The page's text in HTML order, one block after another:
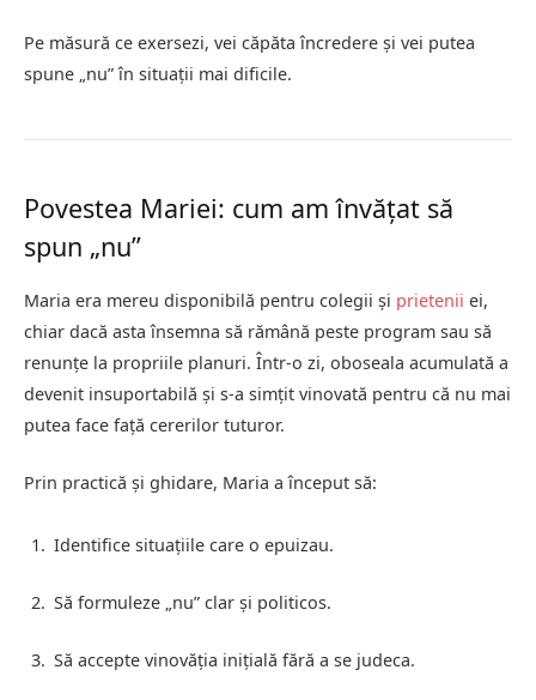
Pe măsură ce exersezi, vei căpăta încredere și vei putea
spune „nu” în situații mai dificile.
Povestea Mariei: cum am învățat să
spun „nu”
Maria era mereu disponibilă pentru colegii și prietenii ei,
chiar dacă asta însemna să rămână peste program sau să
renunțe la propriile planuri. Într-o zi, oboseala acumulată a
devenit insuportabilă și s-a simțit vinovată pentru că nu mai
putea face față cererilor tuturor.
Prin practică și ghidare, Maria a început să:
Identifice situațiile care o epuizau.
Să formuleze „nu” clar și politicos.
Să accepte vinovăția inițială fără a se judeca.